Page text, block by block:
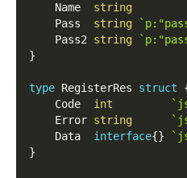
    Name
string
    Pass
string
    Pass2
string
}
type RegisterRes struct
    Code
int
    Error
string
    Data
interface{}
}